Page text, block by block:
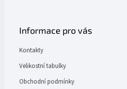
Informace pro vás
Kontakty
Velikostní tabulky
Obchodní podmínky